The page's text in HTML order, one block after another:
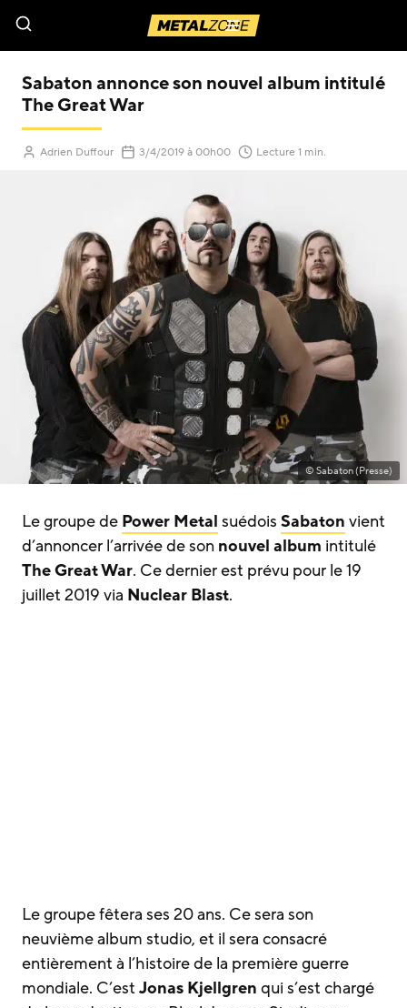
Menu
Sabaton annonce son nouvel album intitulé
The Great War
Adrien Duffour 3/4/2019(Mis à jour le)
à 00h00 Lecture 1 min.
© Sabaton (Presse)
Le groupe de Power Metal suédois Sabaton vient
d’annoncer l’arrivée de son nouvel album intitulé
The Great War. Ce dernier est prévu pour le 19
juillet 2019 via Nuclear Blast.
Le groupe fêtera ses 20 ans. Ce sera son
neuvième album studio, et il sera consacré
entièrement à l’histoire de la première guerre
mondiale. C’est Jonas Kjellgren qui s’est chargé